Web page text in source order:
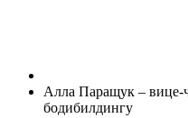
Алла Паращук –
бодибилдингу